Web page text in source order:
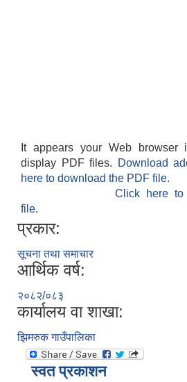
It appears your Web browser
display PDF files.
Download
here to download the PDF file.
Click here
file.
प्रकार:
सूचना तथा समाचार
आर्थिक वर्ष:
२०८२/०८३
कार्यालय वा शाखा:
झिमरुक गाउँपालिका
स्वत प्रकाशन